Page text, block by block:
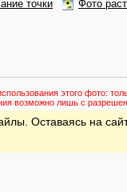
точки
Фото
этого фото:
возможно лишь с
Оставаясь на